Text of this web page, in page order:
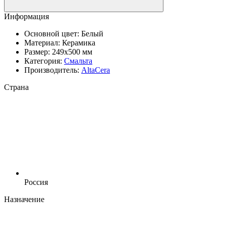
Информация
Основной цвет: Белый
Материал: Керамика
Размер: 249x500 мм
Категория: Смальта
Производитель: AltaCera
Страна
Россия
Назначение